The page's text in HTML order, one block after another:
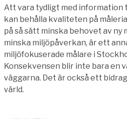
Att vara tydligt med information
kan behålla kvaliteten på
på så sätt minska behovet av ny
minska miljöpåverkan, är ett
miljöfokuserade målare i
Konsekvensen blir inte bara en
väggarna. Det är också ett
värld.